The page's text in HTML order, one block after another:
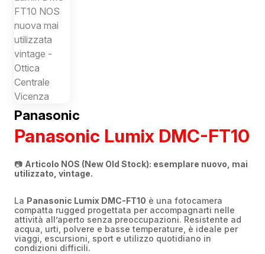
Panasonic
Panasonic Lumix DMC-FT10
📷 Articolo NOS (New Old Stock): esemplare nuovo, mai
utilizzato, vintage.
La Panasonic Lumix DMC-FT10 è una fotocamera
compatta rugged progettata per accompagnarti nelle
attività all’aperto senza preoccupazioni. Resistente ad
acqua, urti, polvere e basse temperature, è ideale per
viaggi, escursioni, sport e utilizzo quotidiano in
condizioni difficili.